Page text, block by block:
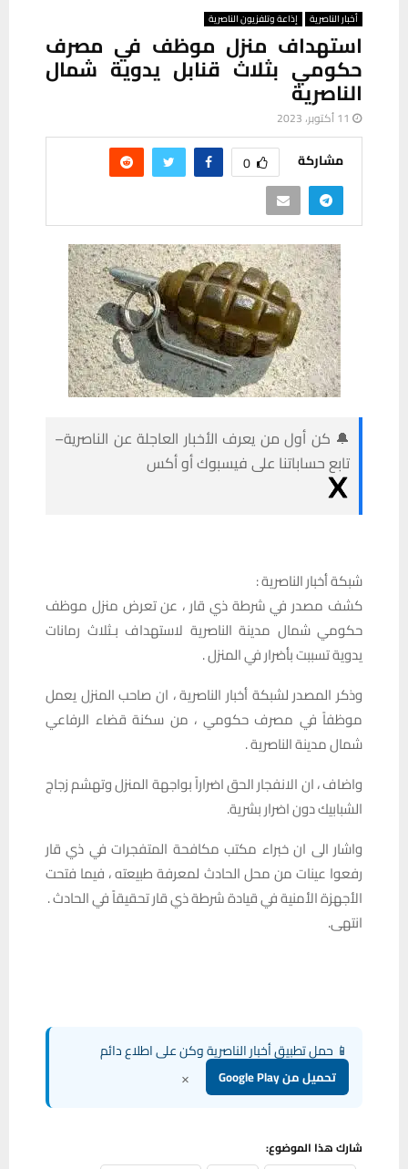
أخبار الناصرية إذاعة وتلفزيون الناصرية
استهداف منزل موظف في مصرف
حكومي بثلاث قنابل يدوية شمال
الناصرية
11 أكتوبر، 2023
مشاركة 0
🔔 كن أول من يعرف الأخبار العاجلة عن الناصرية–
تابع حساباتنا على فيسبوك أو أكس
شبكة أخبار الناصرية :
كشف مصدر في شرطة ذي قار ، عن تعرض منزل موظف
حكومي شمال مدينة الناصرية لاستهداف بـثلاث رمانات
يدوية تسببت بأضرار في المنزل .
وذكر المصدر لشبكة أخبار الناصرية ، ان صاحب المنزل يعمل
موظفاً في مصرف حكومي ، من سكنة قضاء الرفاعي
شمال مدينة الناصرية .
واضاف ، ان الانفجار الحق اضراراً بواجهة المنزل وتهشم زجاج
الشبابيك دون اضرار بشرية.
واشار الى ان خبراء مكتب مكافحة المتفجرات في ذي قار
رفعوا عينات من محل الحادث لمعرفة طبيعته ، فيما فتحت
الأجهزة الأمنية في قيادة شرطة ذي قار تحقيقاً في الحادث .
انتهى.
📱 حمل تطبيق أخبار الناصرية وكن على اطلاع دائم
تحميل من Google Play ×
شارك هذا الموضوع: